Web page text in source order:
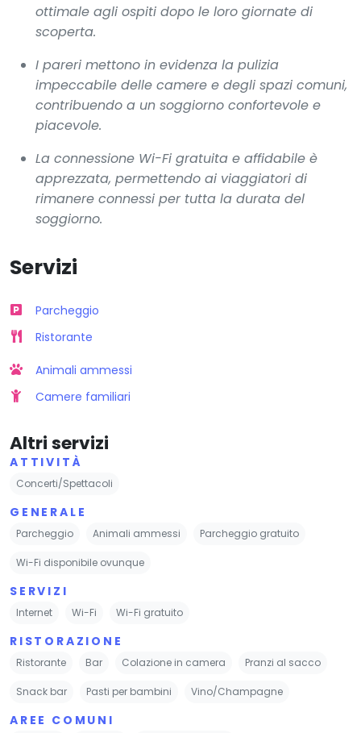
ottimale agli ospiti dopo le loro giornate di
scoperta.
I pareri mettono in evidenza la pulizia
impeccabile delle camere e degli spazi comuni,
contribuendo a un soggiorno confortevole e
piacevole.
La connessione Wi-Fi gratuita e affidabile è
apprezzata, permettendo ai viaggiatori di
rimanere connessi per tutta la durata del
soggiorno.
Servizi
Parcheggio
Ristorante
Animali ammessi
Camere familiari
Altri servizi
ATTIVITÀ
Concerti/Spettacoli
GENERALE
Parcheggio Animali ammessi Parcheggio gratuito
Wi-Fi disponibile ovunque
SERVIZI
Internet Wi-Fi Wi-Fi gratuito
RISTORAZIONE
Ristorante Bar Colazione in camera Pranzi al sacco
Snack bar Pasti per bambini Vino/Champagne
AREE COMUNI